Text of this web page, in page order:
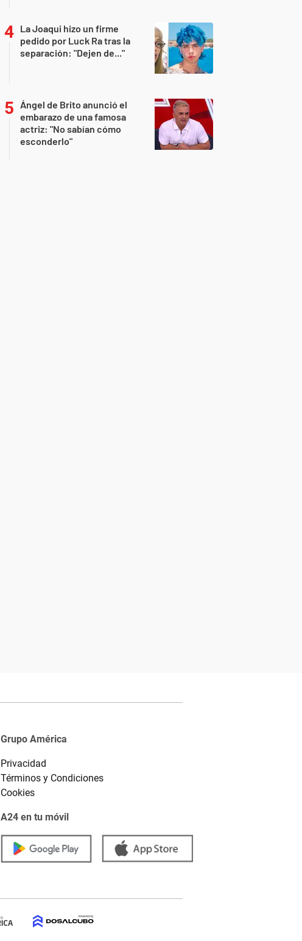
La Joaqui hizo un firme
pedido por Luck Ra tras la
separación: "Dejen de..."
Ángel de Brito anunció el
embarazo de una famosa
actriz: "No sabían cómo
esconderlo"
Grupo América
Privacidad
Términos y Condiciones
Cookies
A24 en tu móvil